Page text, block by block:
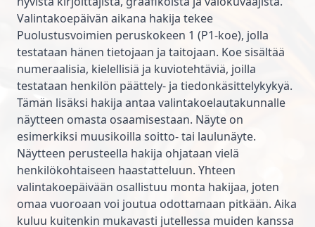
Valintakoepäivän aikana hakija tekee
Puolustusvoimien peruskokeen 1 (P1-koe), jolla
testataan hänen tietojaan ja taitojaan. Koe sisältää
numeraalisia, kielellisiä ja kuviotehtäviä, joilla
testataan henkilön päättely- ja tiedonkäsittelykykyä.
Tämän lisäksi hakija antaa valintakoelautakunnalle
näytteen omasta osaamisestaan. Näyte on
esimerkiksi muusikoilla soitto- tai laulunäyte.
Näytteen perusteella hakija ohjataan vielä
henkilökohtaiseen haastatteluun. Yhteen
valintakoepäivään osallistuu monta hakijaa, joten
omaa vuoroaan voi joutua odottamaan pitkään. Aika
kuluu kuitenkin mukavasti jutellessa muiden kanssa